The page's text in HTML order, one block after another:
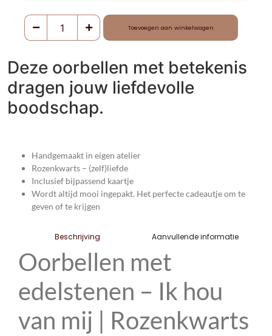
Toevoegen aan winkelwagen
Deze oorbellen met betekenis
dragen jouw liefdevolle
boodschap.
Handgemaakt in eigen atelier
Rozenkwarts – (zelf)liefde
Inclusief bijpassend kaartje
Wordt altijd mooi ingepakt. Het perfecte cadeautje om te
geven of te krijgen
Beschrijving Aanvullende informatie
Oorbellen met
edelstenen – Ik hou
van mij | Rozenkwarts